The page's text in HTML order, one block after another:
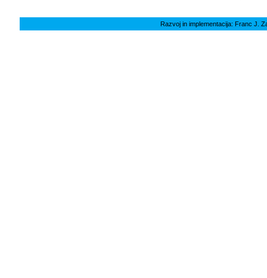
Razvoj in implementacija: Franc J.